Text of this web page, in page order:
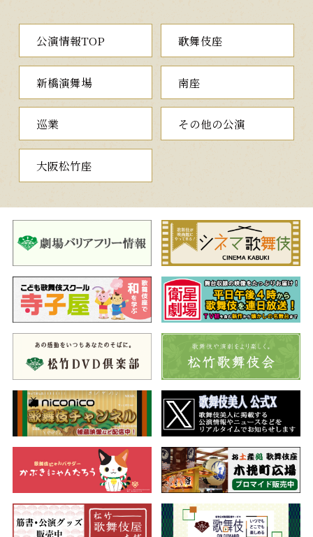
心中したくないと頼みます。小春の心変わりに治兵衛は激昂しま
すが、侍と見えたのは実は治兵衛の兄粉屋孫右衛門で…。
い。
夜の部
通し狂言 金門五三桐
した。久吉の嫡男久次は短慮な性格が仇となり、跡目は弟の久秋
に決められていますが、その久秋は側近の瀬川采女とともに遊女
に入れ揚げ、放蕩三昧。久次は、久秋が重宝の「お袖判」を紛失
したと言い立てますが、これは久次が仕組んだもの。二人の母、
薗生の前は久秋の真意を知り、久秋こそが跡目に相応しいと家臣
に伝えます。それを聞いた久次が刀を抜いて乱入する中、乳人役
の此村大炊之助が止めに入り、久次の心を改めさせるため、50日
間預けてほしいと願い出ます。その頃、石川五右衛門の手下は
50日後、執権の早川高景が久次の改心を見届けに来ますが、い
まだに善心は見られません。大炊之助は身代わりに切腹を申し立
てますが、なおも乱行を続ける久次に、遂に刀を突き立てます。
は、久吉に征伐された大明国の宋蘇卿でした。
宋蘇卿は、日本に渡った息子の宋蘇友に大望を託すことを決
め、先祖伝来の掛軸を焚き上げ、琴を弾じます。すると、掛軸に
描かれた白斑の鷹に魂が入って抜け出し、白鷹の精となって美し
く舞うのでした。宋蘇卿は白鷹の羽に血汐で遺書を書き記した
後、切腹し、壮絶な最期を遂げます。
一方、南禅寺の山門では、天下一の大盗賊石川五右衛門が、桜
満開の春の景色を眺めています。五右衛門は、養父の武智光秀に
育てられましたが、光秀は久吉により滅ぼされ、復讐の念を持っ
ていました。そこへ白斑の鷹が現れ、その鷹の羽に書かれた遺書
公演情報TOP 歌舞伎座
新橋演舞場 南座
巡業 その他の公演
大阪松竹座